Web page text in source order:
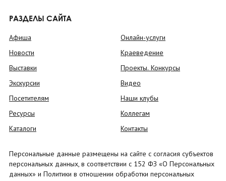
РАЗДЕЛЫ САЙТА
Афиша
Новости
Выставки
Экскурсии
Посетителям
Ресурсы
Каталоги
Онлайн-услуги
Краеведение
Проекты. Конкурсы
Видео
Наши клубы
Коллегам
Контакты
Персональные данные размещены на сайте с согласия субъектов
персональных данных, в соответствии с 152 ФЗ «О Персональных
данных» и Политики в отношении обработки персональных